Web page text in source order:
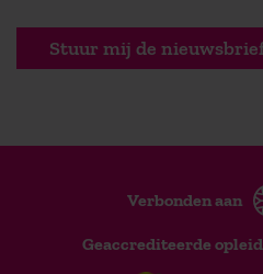
Stuur mij de
Verbonden aan
Geaccrediteerde